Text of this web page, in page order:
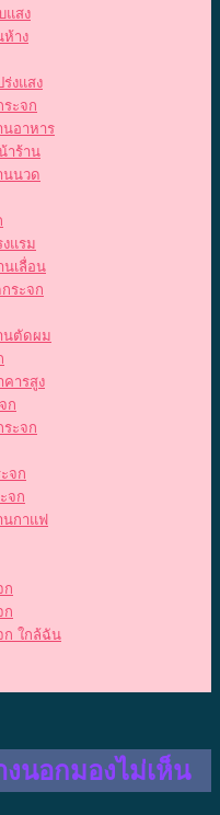
แสง
ห้าง
งแสง
ระจก
นอาหาร
าร้าน
นนวด
แรม
นเลื่อน
ระจก
นตัดผม
คารสูง
ก
ะจก
จก
จก
นกาแฟ
ก
ก
ก ใกล้ฉัน
นอกมองไม่เห็น